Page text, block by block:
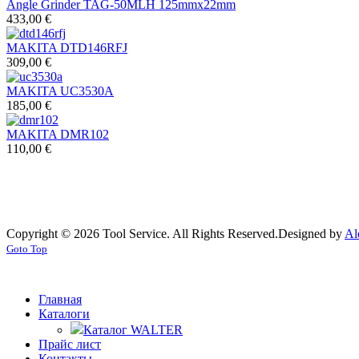
Angle Grinder TAG-50MLH 125mmx22mm
433,00 €
MAKITA DTD146RFJ
309,00 €
MAKITA UC3530A
185,00 €
MAKITA DMR102
110,00 €
Copyright © 2026 Tool Service. All Rights Reserved.Designed by
Goto Top
Главная
Каталоги
Каталог WALTER
Прайс лист